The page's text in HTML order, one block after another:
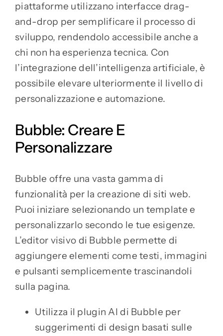
piattaforme utilizzano interfacce drag-
and-drop per semplificare il processo di
sviluppo, rendendolo accessibile anche a
chi non ha esperienza tecnica. Con
l’integrazione dell’intelligenza artificiale, è
possibile elevare ulteriormente il livello di
personalizzazione e automazione.
Bubble: Creare E
Personalizzare
Bubble offre una vasta gamma di
funzionalità per la creazione di siti web.
Puoi iniziare selezionando un template e
personalizzarlo secondo le tue esigenze.
L’editor visivo di Bubble permette di
aggiungere elementi come testi, immagini
e pulsanti semplicemente trascinandoli
sulla pagina.
Utilizza il plugin AI di Bubble per
suggerimenti di design basati sulle